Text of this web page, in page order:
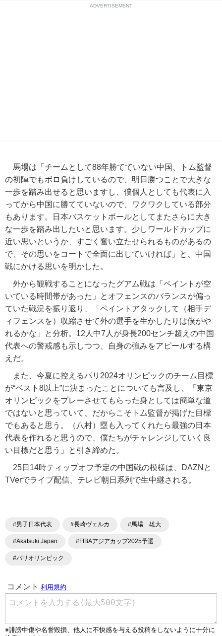
ADVERTISEMENT
馬場は「チームとして88年勝てていない中国、トム監督
の初陣でもボロ負けしているので、明日勝つことで大きな
一歩を踏み出せると思いますし、僕個人としても代表に入
ってから中国に勝てていないので、ワクワクしている部分
もあります。日本バスケットボールとしてまたさらに大き
な一歩を踏み出したいと思います。少しワールドカップに
近い思いというか、すごく奮い立たせられるものがあるの
で、その思いをコートで全面に出していければ」と、中国
戦にかける思いを明かした。
外から観戦することになったグアム戦は「ペイントが空
いている時間帯があった」とオフェンスのバランスが偏っ
ていた戦況を振り返り、「ペイントアタックして（相手デ
ィフェンスを）収縮させて外の選手を生かしたりは僕がや
れるかな」と分析。12人中7人が身長200センチ超えの中国
代表への警戒感も示しつつ、自身の強みをアピールする構
えだ。
また、今夏に控えるパリ2024オリンピックのチーム目標
が“ベスト8以上”に決まったことについても言及し、「東京
オリンピックをプレーさせてもらった身としては簡単な道
ではないと思っていて、だからこそトム監督が掲げた目標
でもあると思う。（八村）塁も入ってくれたら最強の日本
代表を作れると思うので、僕たちがチャレンジしていく良
い目標だと思う」と引き締めた。
25日14時ティップオフ予定の中国戦の模様は、DAZNと
TVerでライブ配信、テレビ朝日系列で生中継される。
#男子日本代表 #長崎ヴェルカ #馬場 雄大
#Akatsuki Japan #FIBAアジアカップ2025予選
#パリオリンピック